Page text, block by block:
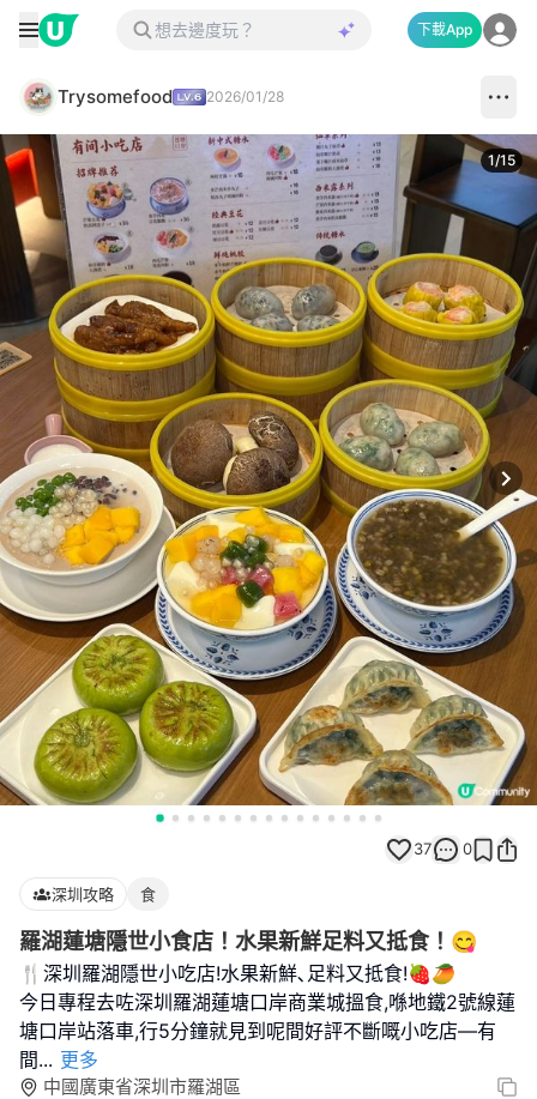
下載App
Trysomefood 2026/01/28
1/15
37 0
深圳攻略 食
羅湖蓮塘隱世小食店！水果新鮮足料又抵食！😋
🍴深圳羅湖隱世小吃店!水果新鮮､足料又抵食!🍓🥭
今日專程去咗深圳羅湖蓮塘口岸商業城搵食,喺地鐵2號線蓮
塘口岸站落車,行5分鐘就見到呢間好評不斷嘅小吃店—有
間... 更多
中國廣東省深圳市羅湖區